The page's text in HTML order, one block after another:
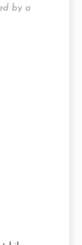
by a